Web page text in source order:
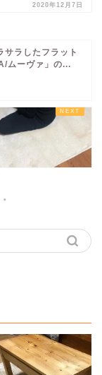
2020年12月7日
サラしたフラット
ムーヴァ」の...